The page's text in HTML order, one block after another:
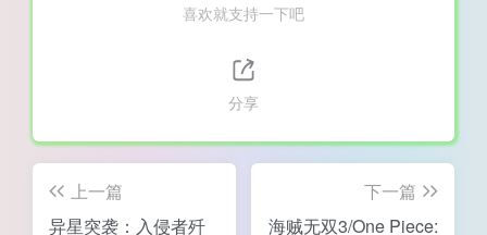
喜欢就支持一下吧
分享
上一篇
异星突袭：入侵者歼
下一篇
海贼无双3/One Piece: